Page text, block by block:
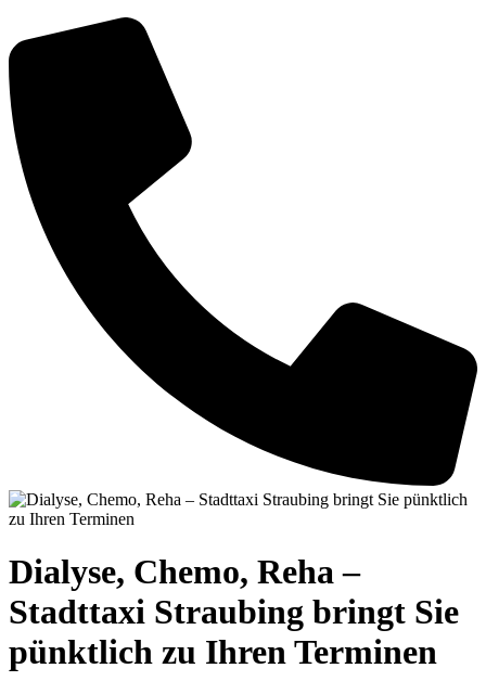
Dialyse, Chemo, Reha –
Stadttaxi Straubing bringt Sie
pünktlich zu Ihren Terminen